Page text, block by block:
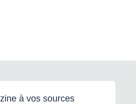
à vos sources